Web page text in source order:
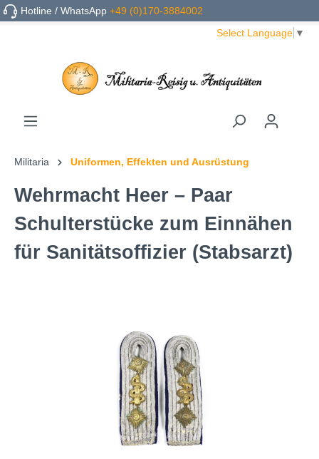
Hotline / WhatsApp+49 (0)170-3884002
Select Language ▼
Militaria Uniformen, Effekten und Ausrüstung
Wehrmacht Heer – Paar
Schulterstücke zum Einnähen
für Sanitätsoffizier (Stabsarzt)